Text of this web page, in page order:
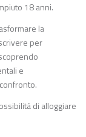
18 anni.
la
per
e
di alloggiare